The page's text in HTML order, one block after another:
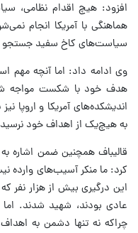
افزود: هیچ اقدام نظامی،
هماهنگی با آمریکا انجام
سیاست‌های کاخ سفید جستجو
وی ادامه داد: اما آنچه
هدف خود با شکست مواجه
اندیشکده‌های آمریکا و اروپا
به هیچ‌یک از اهداف خود
قالیباف همچنین ضمن اشاره
کرد: ما منکر آسیب‌های وارده
این درگیری بیش از هزار نفر
عادی بودند، شهید شدند. اما
چراکه نه تنها دشمن به